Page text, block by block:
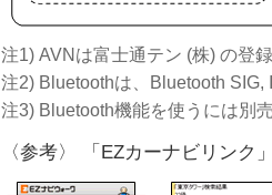
注1) AVNは富士通テン (株) の登
注2) Bluetoothは、Bluetooth
注3) Bluetooth機能を使うには別
〈参考〉 「EZカーナビリンク